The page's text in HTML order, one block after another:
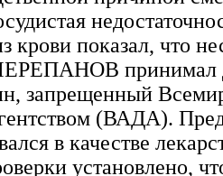
крови показал, что
запрещенный
(ВАДА).
в качестве
установлено,